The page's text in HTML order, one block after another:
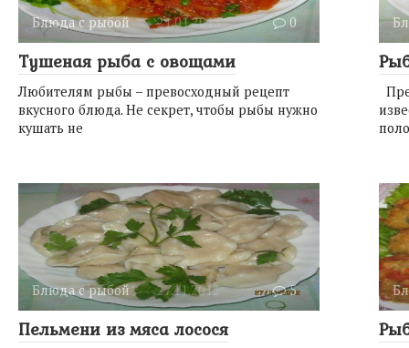
Блюда с рыбой 21.01.2013 0
Тушеная рыба с овощами
Любителям рыбы – превосходный рецепт
вкусного блюда. Не секрет, чтобы рыбы нужно
кушать не
Блюда с рыбой 27.11.2012 5
Пельмени из мяса лосося